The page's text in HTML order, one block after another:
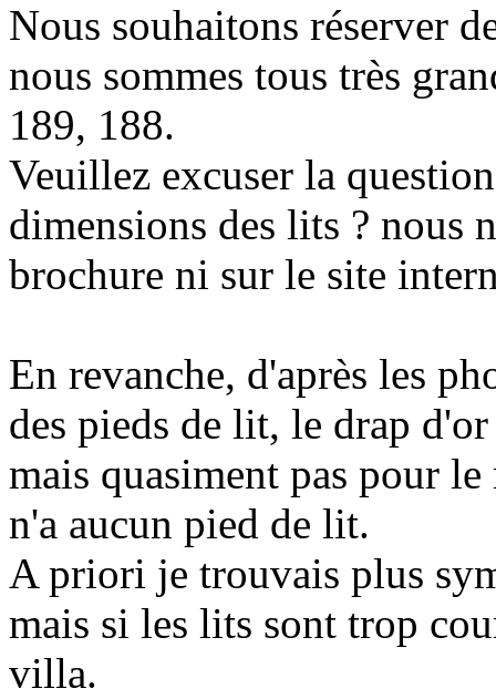
Nous souhaitons réserver
nous sommes tous très
189, 188.
Veuillez excuser la
dimensions des lits ? nous
brochure ni sur le site
En revanche, d'après les
des pieds de lit, le drap
mais quasiment pas pour
n'a aucun pied de lit.
A priori je trouvais plus
mais si les lits sont trop
villa.